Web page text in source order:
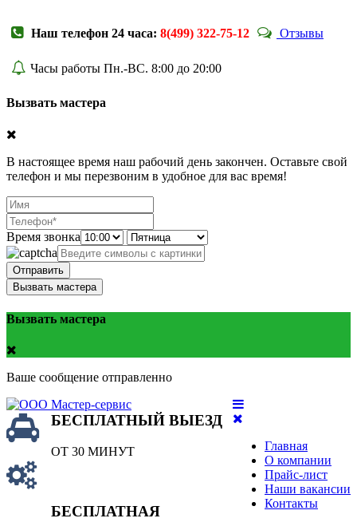
Наш телефон 24 часа: 8(499) 322-75-12 Отзывы
Часы работы Пн.-ВС. 8:00 до 20:00
Вызвать мастера
В настоящее время наш рабочий день закончен. Оставьте свой
телефон и мы перезвоним в удобное для вас время!
Время звонка
Отправить
Вызвать мастера
Вызвать мастера
Ваше сообщение отправленно
Главная
О компании
Прайс-лист
Наши вакансии
Контакты
БЕСПЛАТНЫЙ ВЫЕЗД
ОТ 30 МИНУТ
БЕСПЛАТНАЯ